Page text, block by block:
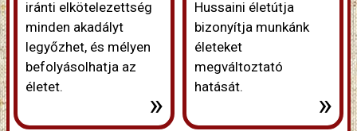
iránti elkötelezettség
minden akadályt
legyőzhet, és mélyen
befolyásolhatja az
életet.
»
Hussaini életútja
bizonyítja munkánk
életeket
megváltoztató
hatását.
»